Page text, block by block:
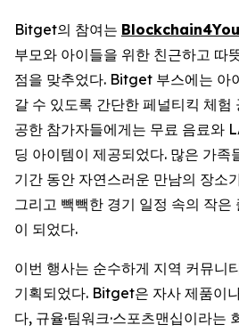
Bitget의 참여는
부모와 아이들을 위한 친근하고 따
점을 맞추었다. Bitget 부스에는 아
갈 수 있도록 간단한 페널티킥 체험
공한 참가자들에게는 무료 음료와
딩 아이템이 제공되었다. 많은 가족
기간 동안 자연스러운 만남의 장소
그리고 빽빽한 경기 일정 속의 작은
이 되었다.
이번 행사는 순수하게 지역 커뮤니
기획되었다. Bitget은 자사 제품이
다, 규율·팀워크·스포츠맨십이라는